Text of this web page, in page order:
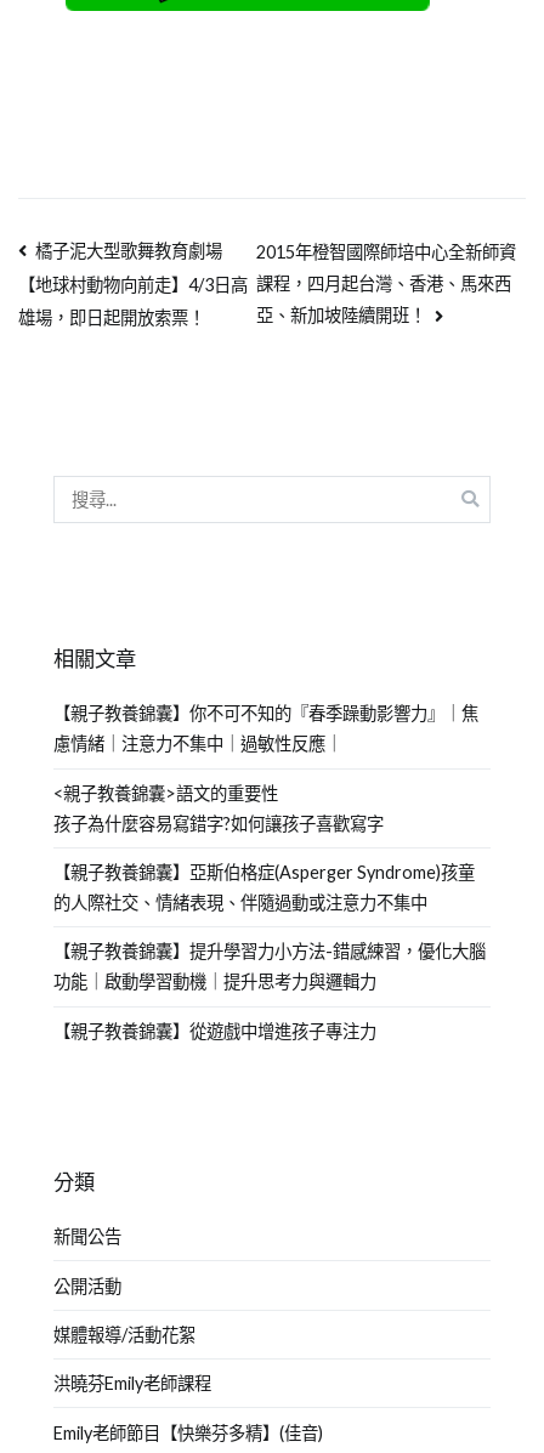
橘子泥大型歌舞教育劇場
【地球村動物向前走】4/3日高
雄場，即日起開放索票！
2015年橙智國際師培中心全新師資
課程，四月起台灣、香港、馬來西
亞、新加坡陸續開班！
相關文章
【親子教養錦囊】你不可不知的『春季躁動影響力』｜焦
慮情緒｜注意力不集中｜過敏性反應｜
<親子教養錦囊>語文的重要性
孩子為什麼容易寫錯字?如何讓孩子喜歡寫字
【親子教養錦囊】亞斯伯格症(Asperger Syndrome)孩童
的人際社交、情緒表現、伴隨過動或注意力不集中
【親子教養錦囊】提升學習力小方法-錯感練習，優化大腦
功能｜啟動學習動機｜提升思考力與邏輯力
【親子教養錦囊】從遊戲中增進孩子專注力
分類
新聞公告
公開活動
媒體報導/活動花絮
洪曉芬Emily老師課程
Emily老師節目【快樂芬多精】(佳音)